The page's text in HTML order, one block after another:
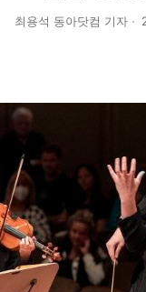
최용석 동아닷컴 기자